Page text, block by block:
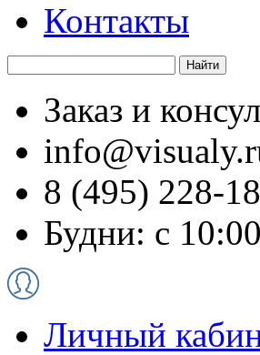
Контакты
Заказ и
8 (495) 228-
Будни: с
Личный